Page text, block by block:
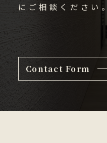
にご相談ください。
Contact Form